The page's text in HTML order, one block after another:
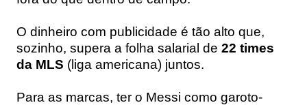
O dinheiro com publicidade é tão alto que,
sozinho, supera a folha salarial de 22 times
da MLS (liga americana) juntos.
Para as marcas, ter o Messi como garoto-